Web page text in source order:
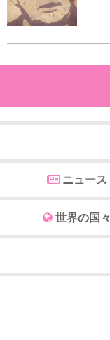
ニュース
世界の国々